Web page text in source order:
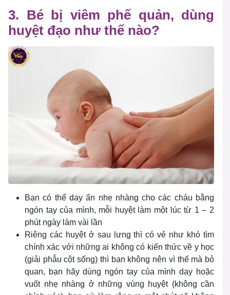
3. Bé bị viêm phế quản, dùng
huyệt đạo như thế nào?
Bạn có thể day ấn nhẹ nhàng cho các cháu bằng
ngón tay của mình, mỗi huyệt làm một lúc từ 1 – 2
phút ngày làm vài lần
Riêng các huyệt ở sau lưng thì có vẻ như khó tìm
chính xác với những ai không có kiến thức về y học
(giải phẫu cột sống) thì bạn không nên vì thế mà bỏ
quan, bạn hãy dùng ngón tay của mình day hoặc
vuốt nhẹ nhàng ở những vùng huyệt (không cần